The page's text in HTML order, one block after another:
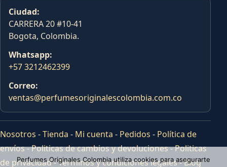
Ciudad:
CARRERA 20 #10-41
Bogota, Colombia.
Whatsapp:
+57 3212462399
Correo:
ventas@perfumesoriginalescolombia.com.co
Nosotros -Tienda - Mi cuenta - Pedidos - Política de
envíos-Politicas de cambios y devoluciones-Politicas
de privacidad-Terminos y condiciones legales-Blog
Perfumes Originales Colombia utiliza cookies para asegurarte